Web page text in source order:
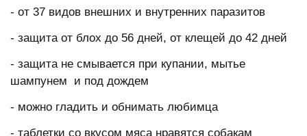
- от 37 видов внешних и внутренних паразитов
- защита от блох до 56 дней, от клещей до 42 дней
- защита не смывается при купании, мытье
шампунем и под дождем
- можно гладить и обнимать любимца
- таблетки со вкусом мяса нравятся собакам